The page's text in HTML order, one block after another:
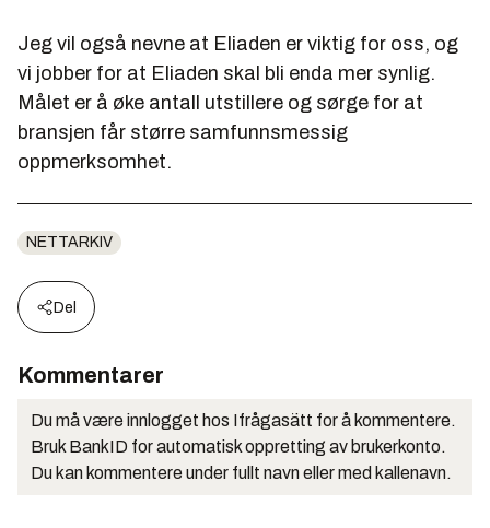
Jeg vil også nevne at Eliaden er viktig for oss, og
vi jobber for at Eliaden skal bli enda mer synlig.
Målet er å øke antall utstillere og sørge for at
bransjen får større samfunnsmessig
oppmerksomhet.
NETTARKIV
Del
Kommentarer
Du må være innlogget hos Ifrågasätt for å kommentere.
Bruk BankID for automatisk oppretting av brukerkonto.
Du kan kommentere under fullt navn eller med kallenavn.